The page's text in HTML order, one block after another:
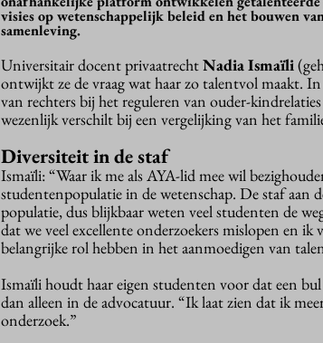
visies op wetenschappelijk beleid en het bouwen
samenleving.
Universitair docent privaatrechtNadia Ismaïli
ontwijkt ze de vraag wat haar zo talentvol maakt.
van rechters bij het reguleren van ouder-
wezenlijk verschilt bij een vergelijking van het
Diversiteit in de staf
Ismaïli: “Waar ik me als AYA-lid mee wil
studentenpopulatie in de wetenschap. De staf aan
populatie, dus blijkbaar weten veel studenten de
dat we veel excellente onderzoekers mislopen en
belangrijke rol hebben in het aanmoedigen van
Ismaïli houdt haar eigen studenten voor dat een
dan alleen in de advocatuur. “Ik laat zien dat ik
onderzoek.”